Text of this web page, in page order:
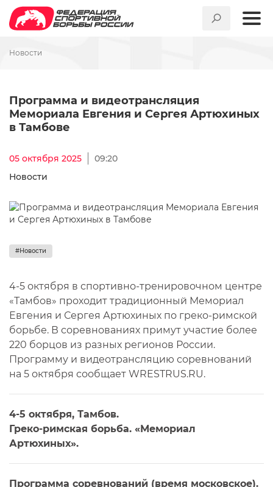
Новости
Программа и видеотрансляция
Мемориала Евгения и Сергея Артюхиных
в Тамбове
05 октября 2025
09:20
Новости
#Новости
4-5 октября в спортивно-тренировочном центре
«Тамбов» проходит традиционный Мемориал
Евгения и Сергея Артюхиных по греко-римской
борьбе. В соревнованиях примут участие более
220 борцов из разных регионов России.
Программу и видеотрансляцию соревнований
на 5 октября сообщает WRESTRUS.RU.
4-5 октября, Тамбов.
Греко-римская борьба. «Мемориал
Артюхиных».
Программа соревнований (время московское).